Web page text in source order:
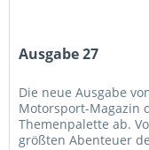
Ausgabe 27
Die neue Ausgabe
Motorsport-Magazin
Themenpalette ab.
größten Abenteuer